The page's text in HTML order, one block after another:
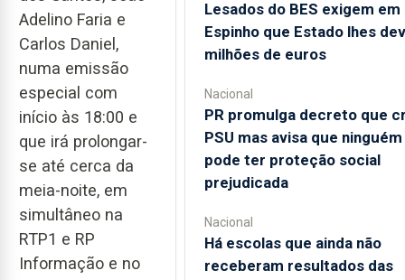
Adelino Faria e
Carlos Daniel,
numa emissão
especial com
início às 18:00 e
que irá prolongar-
se até cerca da
meia-noite, em
simultâneo na
RTP1 e RP
Informação e no
Lesados do BES exigem em
Espinho que Estado lhes
milhões de euros
Nacional
PR promulga decreto que
PSU mas avisa que ninguém
pode ter proteção social
prejudicada
Nacional
Há escolas que ainda não
receberam resultados das